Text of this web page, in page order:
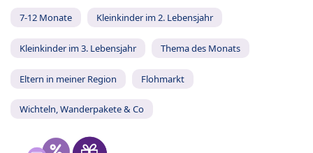
7-12 Monate Kleinkinder im 2. Lebensjahr
Kleinkinder im 3. Lebensjahr Thema des Monats
Eltern in meiner Region Flohmarkt
Wichteln, Wanderpakete & Co